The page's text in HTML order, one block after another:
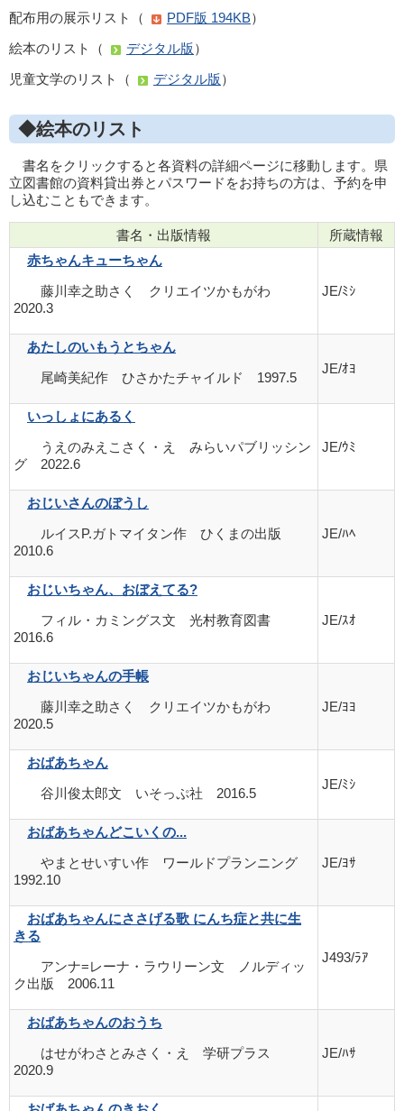
配布用の展示リスト（ PDF版 194KB）
絵本のリスト（
デジタル版）
児童文学のリスト（
デジタル版）
◆絵本のリスト
書名をクリックすると各資料の詳細ページに移動します。県
立図書館の資料貸出券とパスワードをお持ちの方は、予約を申
し込むこともできます。
書名・出版情報
所蔵情報
赤ちゃんキューちゃん
藤川幸之助さく クリエイツかもがわ
2020.3
JE/ﾐｼ
あたしのいもうとちゃん
尾崎美紀作 ひさかたチャイルド 1997.5
JE/ｵﾖ
いっしょにあるく
うえのみえこさく・え みらいパブリッシン
グ 2022.6
JE/ｳﾐ
おじいさんのぼうし
ルイスP.ガトマイタン作 ひくまの出版
2010.6
JE/ﾊﾍ
おじいちゃん、おぼえてる?
フィル・カミングス文 光村教育図書
2016.6
JE/ｽｵ
おじいちゃんの手帳
藤川幸之助さく クリエイツかもがわ
2020.5
JE/ﾖﾖ
おばあちゃん
谷川俊太郎文 いそっぷ社 2016.5
JE/ﾐｼ
おばあちゃんどこいくの...
やまとせいすい作 ワールドプランニング
1992.10
JE/ﾖｻ
おばあちゃんにささげる歌 にんち症と共に生
きる
アンナ=レーナ・ラウリーン文 ノルディッ
ク出版 2006.11
J493/ﾗｱ
おばあちゃんのおうち
はせがわさとみさく・え 学研プラス
2020.9
JE/ﾊｻ